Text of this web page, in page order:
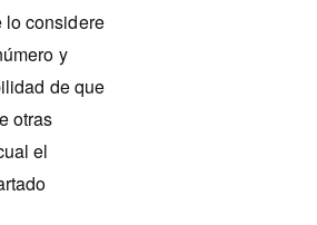
lo considere
y
de que
otras
el